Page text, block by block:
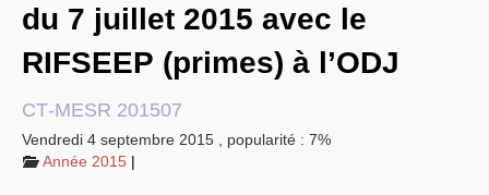
EXPRESSIONS SUD-RECH
Année 2026
Année 2025
Année 2023
Motions d’actualité du
congrès 2023 à Sète
Année 2022
Année 2021
du 7 juillet 2015 avec le
RIFSEEP (primes) à l’ODJ
CT-MESR 201507
Vendredi 4 septembre 2015
popularité : 7%
Année 2015 |